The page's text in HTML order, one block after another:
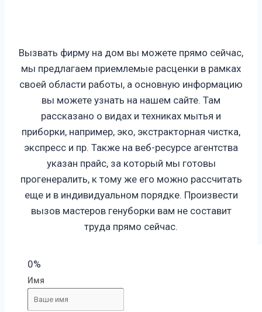
Вызвать фирму на дом вы можете прямо сейчас,
мы предлагаем приемлемые расценки в рамках
своей области работы, а основную информацию
вы можете узнать на нашем сайте. Там
рассказано о видах и техниках мытья и
приборки, например, эко, экстракторная чистка,
экспресс и пр. Также на веб-ресурсе агентства
указан прайс, за который мы готовы
прогенералить, к тому же его можно рассчитать
еще и в индивидуальном порядке. Произвести
вызов мастеров генуборки вам не составит
труда прямо сейчас.
0%
Имя